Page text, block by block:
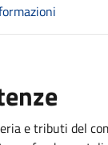
e tributi del